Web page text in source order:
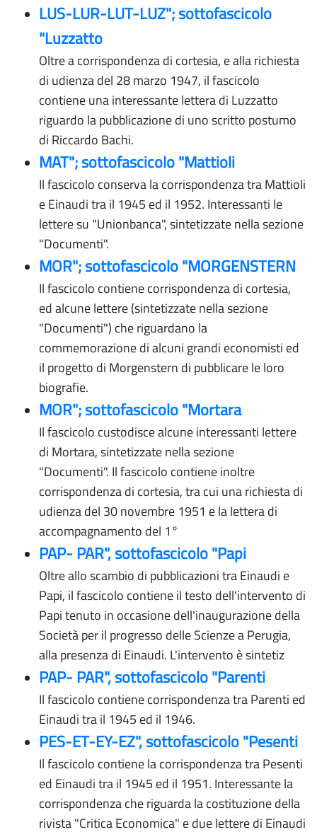
LUS-LUR-LUT-LUZ"; sottofascicolo
"Luzzatto
Oltre a corrispondenza di cortesia, e alla richiesta
di udienza del 28 marzo 1947, il fascicolo
contiene una interessante lettera di Luzzatto
riguardo la pubblicazione di uno scritto postumo
di Riccardo Bachi.
MAT"; sottofascicolo "Mattioli
Il fascicolo conserva la corrispondenza tra Mattioli
e Einaudi tra il 1945 ed il 1952. Interessanti le
lettere su "Unionbanca", sintetizzate nella sezione
"Documenti".
MOR"; sottofascicolo "MORGENSTERN
Il fascicolo contiene corrispondenza di cortesia,
ed alcune lettere (sintetizzate nella sezione
"Documenti") che riguardano la
commemorazione di alcuni grandi economisti ed
il progetto di Morgenstern di pubblicare le loro
biografie.
MOR"; sottofascicolo "Mortara
Il fascicolo custodisce alcune interessanti lettere
di Mortara, sintetizzate nella sezione
"Documenti". Il fascicolo contiene inoltre
corrispondenza di cortesia, tra cui una richiesta di
udienza del 30 novembre 1951 e la lettera di
accompagnamento del 1°
PAP- PAR", sottofascicolo "Papi
Oltre allo scambio di pubblicazioni tra Einaudi e
Papi, il fascicolo contiene il testo dell'intervento di
Papi tenuto in occasione dell'inaugurazione della
Società per il progresso delle Scienze a Perugia,
alla presenza di Einaudi. L'intervento è sintetiz
PAP- PAR", sottofascicolo "Parenti
Il fascicolo contiene corrispondenza tra Parenti ed
Einaudi tra il 1945 ed il 1946.
PES-ET-EY-EZ", sottofascicolo "Pesenti
Il fascicolo contiene la corrispondenza tra Pesenti
ed Einaudi tra il 1945 ed il 1951. Interessante la
corrispondenza che riguarda la costituzione della
rivista "Critica Economica" e due lettere di Einaudi